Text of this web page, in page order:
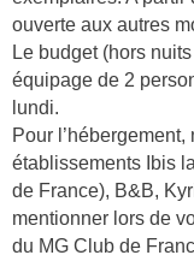
ouverte aux autres
Le budget (hors
équipage de 2
lundi.
Pour
établissements Ibis
de France), B&B,
mentionner lors de
du MG Club de